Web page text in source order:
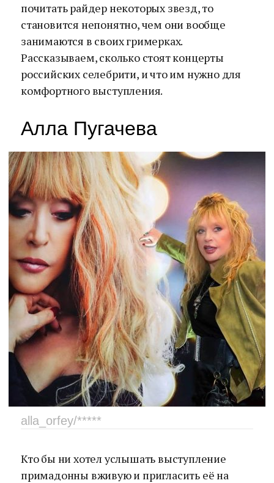
почитать райдер некоторых звезд, то
становится непонятно, чем они вообще
занимаются в своих гримерках.
Рассказываем, сколько стоят концерты
российских селебрити, и что им нужно для
комфортного выступления.
Алла Пугачева
alla_orfey/*****
Кто бы ни хотел услышать выступление
примадонны вживую и пригласить её на